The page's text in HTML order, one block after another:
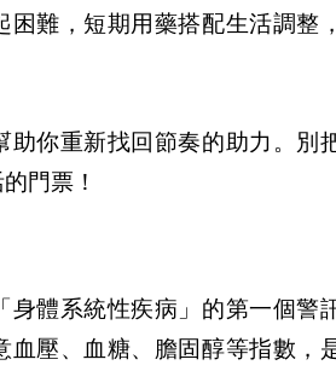
難，短期用藥搭配生活調整
你重新找回節奏的助力。別
門票！
身體系統性疾病」的第一個警
血壓、血糖、膽固醇等指數，